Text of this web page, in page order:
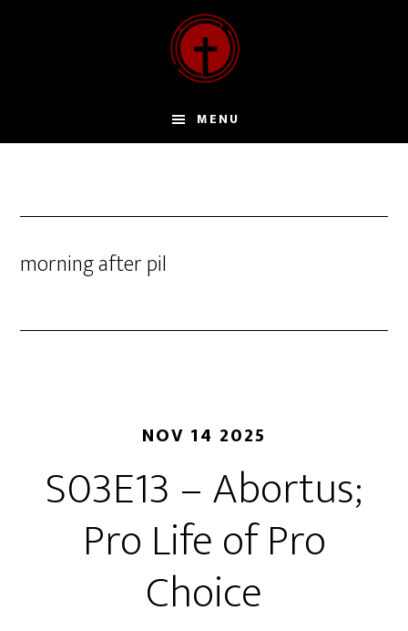
MENU
morning after pil
NOV 14 2025
S03E13 – Abortus;
Pro Life of Pro
Choice